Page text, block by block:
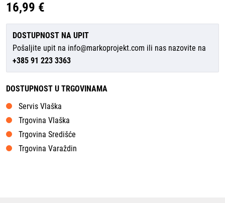
16,99 €
DOSTUPNOST NA UPIT
Pošaljite upit na info@markoprojekt.com ili nas nazovite na
+385 91 223 3363
DOSTUPNOST U TRGOVINAMA
Servis Vlaška
Trgovina Vlaška
Trgovina Središće
Trgovina Varaždin